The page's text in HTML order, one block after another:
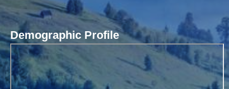
Demographic Profile